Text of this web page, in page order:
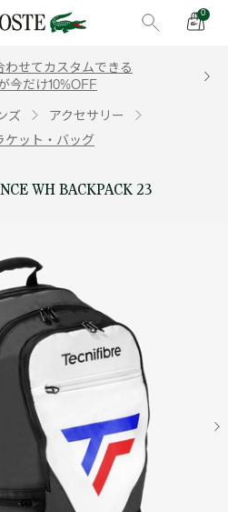
0
わせてカスタムできる
今だけ10%OFF
ズ アクセサリー
ケット・バッグ
WH BACKPACK 23